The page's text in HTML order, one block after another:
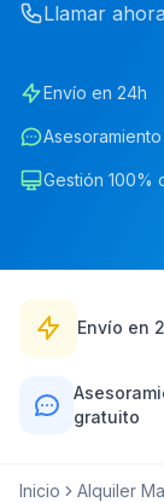
Llamar ahora
Envío en 24h
Gestión 100%
Envío en
gratuito
Inicio Alquiler